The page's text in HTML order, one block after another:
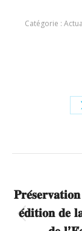
Catégorie :
article
𝐞́𝐝𝐢𝐭𝐢𝐨𝐧 𝐝𝐞